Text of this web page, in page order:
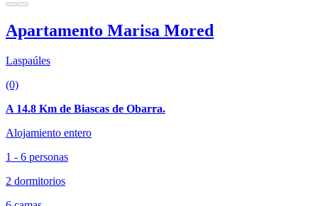
Apartamento Marisa Mored
Laspaúles
(0)
A 14.8 Km de Biascas de Obarra.
Alojamiento entero
1 - 6 personas
2 dormitorios